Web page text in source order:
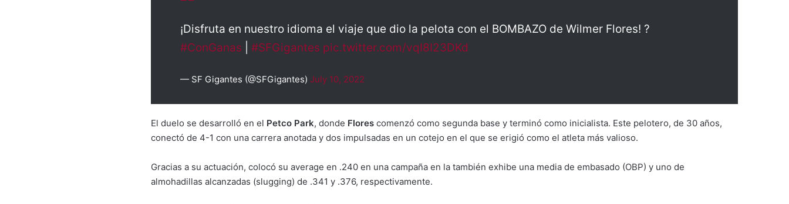
¡Disfruta en nuestro idioma el viaje que dio la pelota con el BOMBAZO de Wilmer Flores! ?
#ConGanas
#SFGigantes pic.twitter.com/vqI8I23DKd
— SF Gigantes (@SFGigantes) July 10, 2022
El duelo se desarrolló en el Petco Park, donde Flores comenzó como segunda base y terminó como inicialista. Este pelotero, de 30 años,
conectó de 4-1 con una carrera anotada y dos impulsadas en un cotejo en el que se erigió como el atleta más valioso.
Gracias a su actuación, colocó su average en .240 en una campaña en la también exhibe una media de embasado (OBP) y uno de
almohadillas alcanzadas (slugging) de .341 y .376, respectivamente.